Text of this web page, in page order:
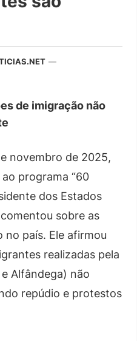
—
de imigração não
novembro de 2025,
programa “60
dos Estados
sobre as
no país. Ele afirmou
realizadas pela
Alfândega) não
repúdio e protestos